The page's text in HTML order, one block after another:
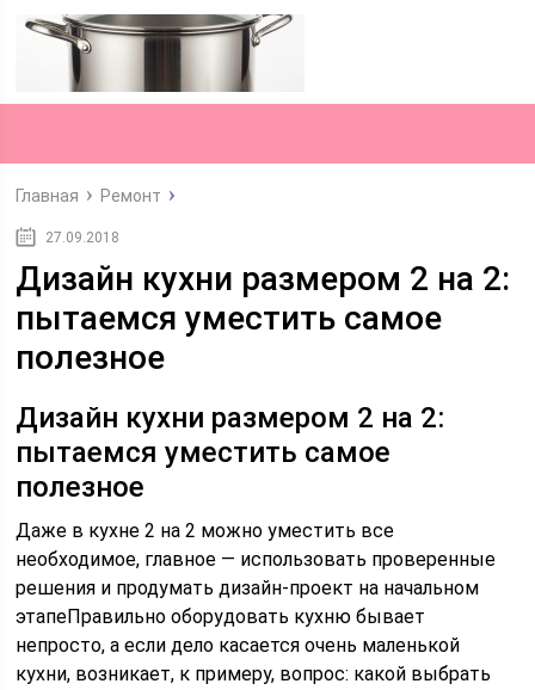
Главная Ремонт
27.09.2018
Дизайн кухни размером 2 на 2:
пытаемся уместить самое
полезное
Дизайн кухни размером 2 на 2:
пытаемся уместить самое
полезное
Даже в кухне 2 на 2 можно уместить все
необходимое, главное — использовать проверенные
решения и продумать дизайн-проект на начальном
этапеПравильно оборудовать кухню бывает
непросто, а если дело касается очень маленькой
кухни, возникает, к примеру, вопрос: какой выбрать